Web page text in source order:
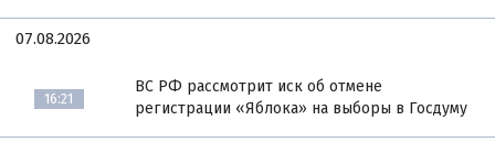
07.08.2026
16:21
ВС РФ рассмотрит иск об отмене
регистрации «Яблока» на выборы в Госдуму